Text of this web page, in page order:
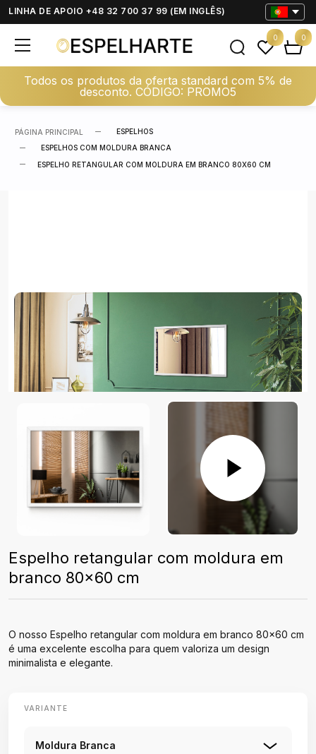
LINHA DE APOIO +48 32 700 37 99 (EM INGLÊS)
Todos os produtos da oferta standard com 5% de
desconto. CÓDIGO: PROMO5
0 0
PÁGINA PRINCIPAL
ESPELHOS
ESPELHOS COM MOLDURA BRANCA
ESPELHO RETANGULAR COM MOLDURA EM BRANCO 80X60 CM
Espelho retangular com moldura em
branco 80x60 cm
O nosso Espelho retangular com moldura em branco 80x60 cm
é uma excelente escolha para quem valoriza um design
minimalista e elegante.
VARIANTE
Moldura Branca